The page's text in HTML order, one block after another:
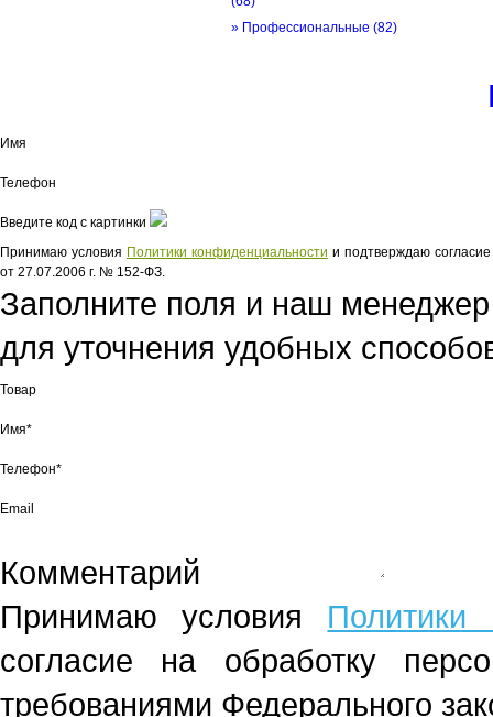
» Профессиональные (82)
Имя
Телефон
Введите код с картинки
Принимаю условия Политики конфиденциальности и подтверждаю
от 27.07.2006 г. № 152-ФЗ.
Заполните поля и наш
для уточнения удобных
Товар
Имя*
Телефон*
Email
Комментарий
Принимаю условия Политики
согласие на обработку
требованиями Федерального